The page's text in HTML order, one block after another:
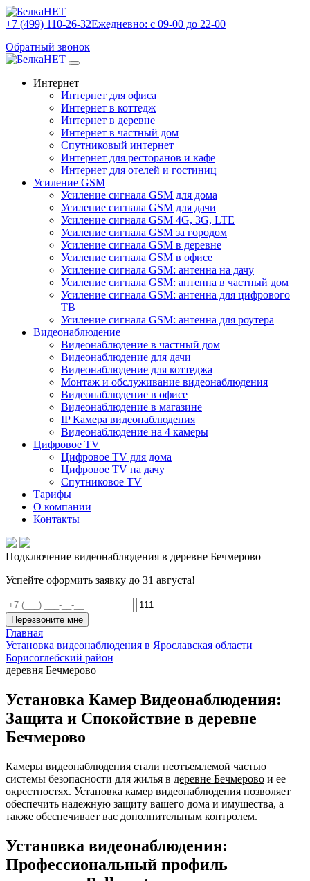
+7 (499) 110-26-32Ежедневно: с 09-00 до 22-00
Обратный звонок
Интернет
Интернет для офиса
Интернет в коттедж
Интернет в деревне
Интернет в частный дом
Спутниковый интернет
Интернет для ресторанов и кафе
Интернет для отелей и гостиниц
Усиление GSM
Усиление сигнала GSM для дома
Усиление сигнала GSM для дачи
Усиление сигнала GSM 4G, 3G, LTE
Усиление сигнала GSM за городом
Усиление сигнала GSM в деревне
Усиление сигнала GSM в офисе
Усиление сигнала GSM: антенна на дачу
Усиление сигнала GSM: антенна в частный дом
Усиление сигнала GSM: антенна для цифрового
ТВ
Усиление сигнала GSM: антенна для роутера
Видеонаблюдение
Видеонаблюдение в частный дом
Видеонаблюдение для дачи
Видеонаблюдение для коттеджа
Монтаж и обслуживание видеонаблюдения
Видеонаблюдение в офисе
Видеонаблюдение в магазине
IP Камера видеонаблюдения
Видеонаблюдение на 4 камеры
Цифровое TV
Цифровое TV для дома
Цифровое TV на дачу
Спутниковое TV
Тарифы
О компании
Контакты
Подключение видеонаблюдения в деревне Бечмерово
Успейте оформить заявку до 31 августа!
Перезвоните мне
Главная
Установка видеонаблюдения в Ярославская области
Борисоглебский район
деревня Бечмерово
Установка Камер Видеонаблюдения:
Защита и Спокойствие в деревне
Бечмерово
Камеры видеонаблюдения стали неотъемлемой частью
системы безопасности для жилья в деревне Бечмерово и ее
окрестностях. Установка камер видеонаблюдения позволяет
обеспечить надежную защиту вашего дома и имущества, а
также обеспечивает вас дополнительным контролем.
Установка видеонаблюдения:
Профессиональный профиль